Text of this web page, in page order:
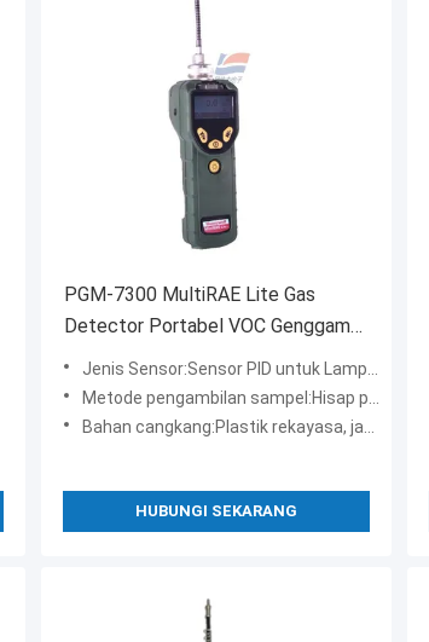
PGM-7300 MultiRAE Lite Gas
Detector Portabel VOC Genggam
Ekonomis
Jenis Sensor:Sensor PID untuk Lampu UV 10.6eV
Metode pengambilan sampel:Hisap pompa
Bahan cangkang:Plastik rekayasa, jaket karet
HUBUNGI SEKARANG